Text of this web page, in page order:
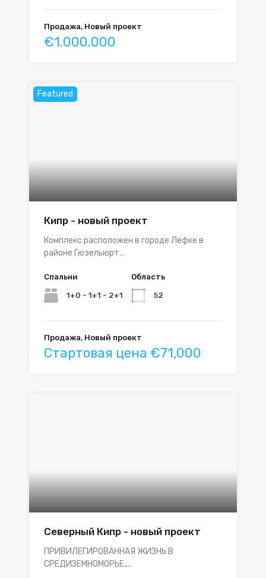
Продажа, Новый проект
€1.000.000
Featured
Кипр - новый проект
Комплекс расположен в городе Лефке в
районе Гюзельюрт...
Спальни
1+0 - 1+1 - 2+1
Область
52
Продажа, Новый проект
Стартовая цена €71,000
Северный Кипр - новый проект
ПРИВИЛЕГИРОВАННАЯ ЖИЗНЬ В
СРЕДИЗЕМНОМОРЬЕ,...